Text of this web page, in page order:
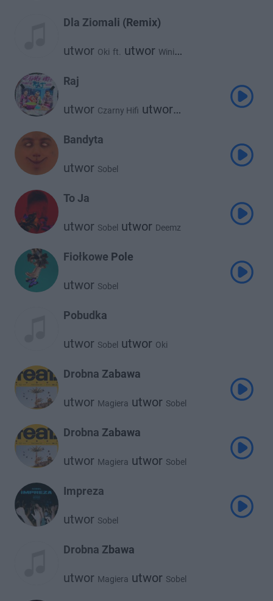
Dla Ziomali (Remix)
utwor Oki ft. utwor Wini
utwor
Raj
utwor Czarny Hifi utwor
Bandyta
utwor Sobel
To Ja
utwor Sobel utwor Deemz
Fiołkowe Pole
utwor Sobel
Pobudka
utwor Sobel utwor Oki
Drobna Zabawa
utwor Magiera utwor Sobel
Drobna Zabawa
utwor Magiera utwor Sobel
Impreza
utwor Sobel
Drobna Zbawa
utwor Magiera utwor Sobel